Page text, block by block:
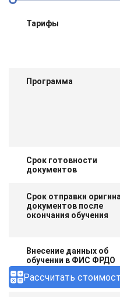
Рассчитать
Тарифы
Программа
Срок готовности
документов
Срок отправки
документов после
окончания обучения
Внесение данных об
обучении в ФИС ФРДО